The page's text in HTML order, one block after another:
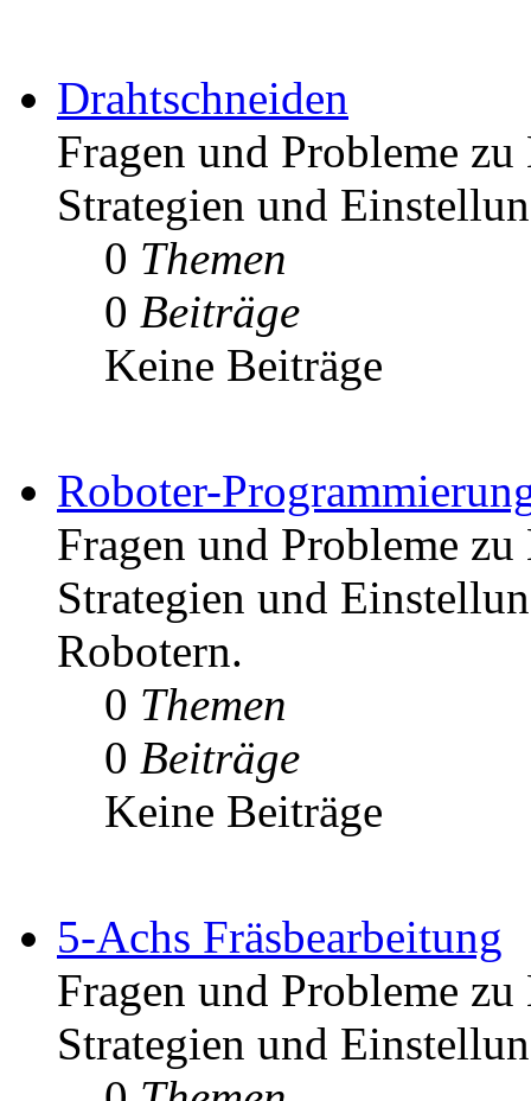
Drahtschneiden
Fragen und Probleme
Strategien und
0 Themen
0 Beiträge
Keine Beiträge
Roboter-
Fragen und Probleme
Strategien und
Robotern.
0 Themen
0 Beiträge
Keine Beiträge
5-Achs Fräsbearbeitung
Fragen und Probleme
Strategien und